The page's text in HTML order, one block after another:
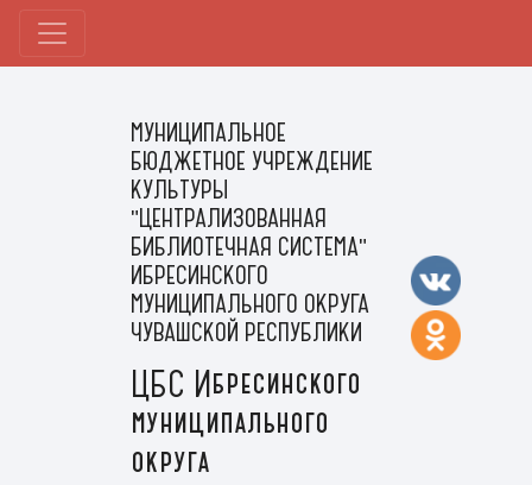
МУНИЦИПАЛЬНОЕ
БЮДЖЕТНОЕ УЧРЕЖДЕНИЕ
КУЛЬТУРЫ
"ЦЕНТРАЛИЗОВАННАЯ
БИБЛИОТЕЧНАЯ СИСТЕМА"
ИБРЕСИНСКОГО
МУНИЦИПАЛЬНОГО ОКРУГА
ЧУВАШСКОЙ РЕСПУБЛИКИ
ЦБС Ибресинского
муниципального
округа